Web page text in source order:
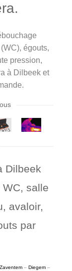
égouts,
pression,
à Dilbeek et
Dilbeek
salle
avaloir,
par
Zaventem – Diegem –